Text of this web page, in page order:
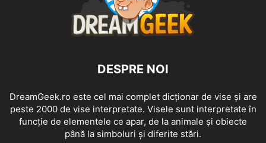
DESPRE NOI
DreamGeek.ro este cel mai complet dicționar de vise și are
peste 2000 de vise interpretate. Visele sunt interpretate în
funcție de elementele ce apar, de la animale și obiecte
până la simboluri și diferite stări.